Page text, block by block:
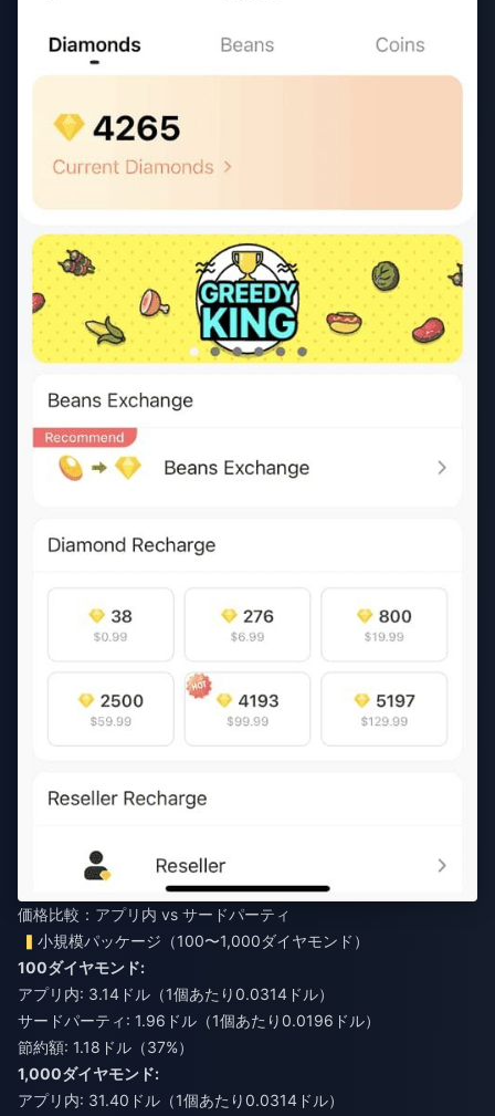
価格比較：アプリ内 vs サードパーティ
小規模パッケージ（100〜1,000ダイヤモンド）
100ダイヤモンド:
アプリ内: 3.14ドル（1個あたり0.0314ドル）
サードパーティ: 1.96ドル（1個あたり0.0196ドル）
節約額: 1.18ドル（37%）
1,000ダイヤモンド:
アプリ内: 31.40ドル（1個あたり0.0314ドル）